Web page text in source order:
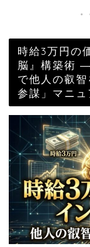
時給3万円の
脳』構築術
で他人の叡
参謀」マニュ